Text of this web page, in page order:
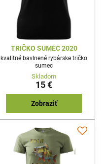
TRIČKO SUMEC 2020
kvalitné bavlnené rybárske tričko
sumec
Skladom
15 €
Zobraziť